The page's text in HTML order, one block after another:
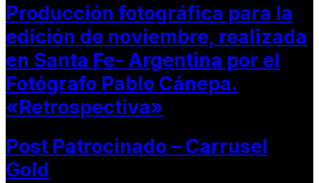
Producción fotográfica para la
edición de noviembre, realizada
en Santa Fe- Argentina por el
Fotógrafo Pablo Cánepa.
«Retrospectiva»
Post Patrocinado – Carrusel
Gold